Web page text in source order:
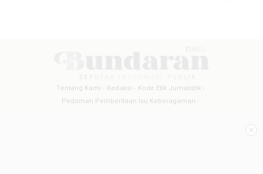
Tentang Kami Redaksi
Kode Etik Jurnalistik
Pedoman Pemberitaan Isu Keberagaman